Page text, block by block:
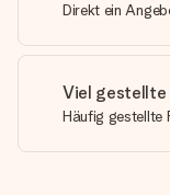
Direkt ein
Viel gestellte
Häufig gestellte